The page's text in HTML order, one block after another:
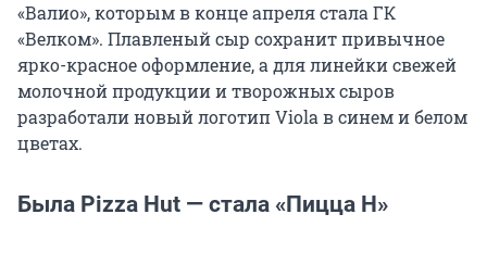
«Валио», которым в конце апреля стала ГК
«Велком». Плавленый сыр сохранит привычное
ярко-красное оформление, а для линейки свежей
молочной продукции и творожных сыров
разработали новый логотип Viola в синем и белом
цветах.
Была Pizza Hut — стала «Пицца Н»